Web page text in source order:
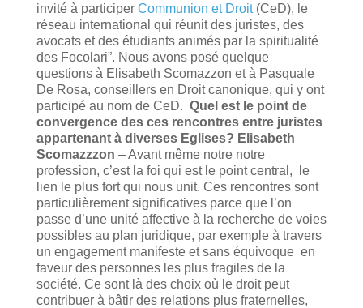
invité à participer Communion et Droit(CeD), le
réseau international qui réunit des juristes, des
avocats et des étudiants animés par la spiritualité
des Focolari”. Nous avons posé quelque
questions à Elisabeth Scomazzon et à Pasquale
De Rosa, conseillers en Droit canonique, qui y ont
participé au nom de CeD. Quel est le point de
convergence des ces rencontres entre juristes
appartenant à diverses Eglises? Elisabeth
Scomazzzon – Avant même notre notre
profession, c’est la foi qui est le point central, le
lien le plus fort qui nous unit. Ces rencontres sont
particulièrement significatives parce que l’on
passe d’une unité affective à la recherche de voies
possibles au plan juridique, par exemple à travers
un engagement manifeste et sans équivoque en
faveur des personnes les plus fragiles de la
société. Ce sont là des choix où le droit peut
contribuer à bâtir des relations plus fraternelles,